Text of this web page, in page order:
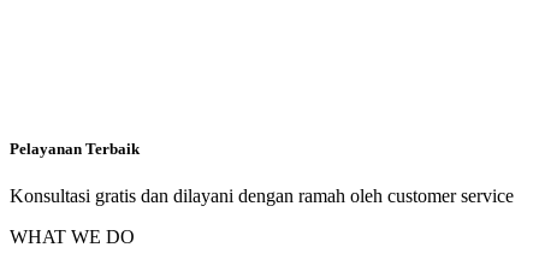
Pelayanan Terbaik
Konsultasi gratis dan dilayani dengan ramah oleh customer service
WHAT WE DO